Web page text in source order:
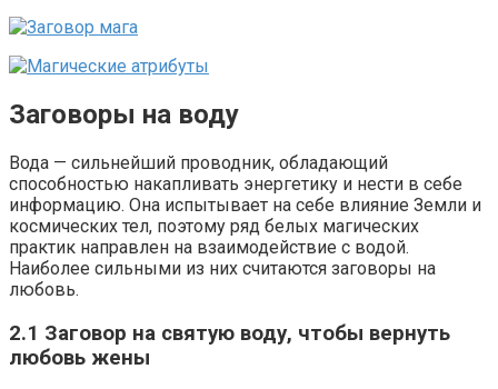
Заговоры на воду
Вода — сильнейший проводник, обладающий
способностью накапливать энергетику и нести в себе
информацию. Она испытывает на себе влияние Земли и
космических тел, поэтому ряд белых магических
практик направлен на взаимодействие с водой.
Наиболее сильными из них считаются заговоры на
любовь.
2.1 Заговор на святую воду, чтобы вернуть
любовь жены